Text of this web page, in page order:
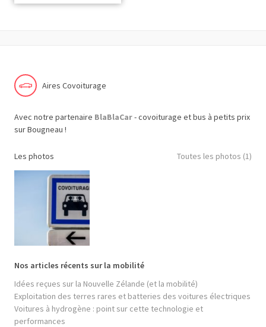
Aires Covoiturage
Avec notre partenaire BlaBlaCar- covoiturage et bus à petits prix
sur Bougneau !
Les photos Toutes les photos (1)
Nos articles récents sur la mobilité
Idées reçues sur la Nouvelle Zélande (et la mobilité)
Exploitation des terres rares et batteries des voitures électriques
Voitures à hydrogène : point sur cette technologie et
performances